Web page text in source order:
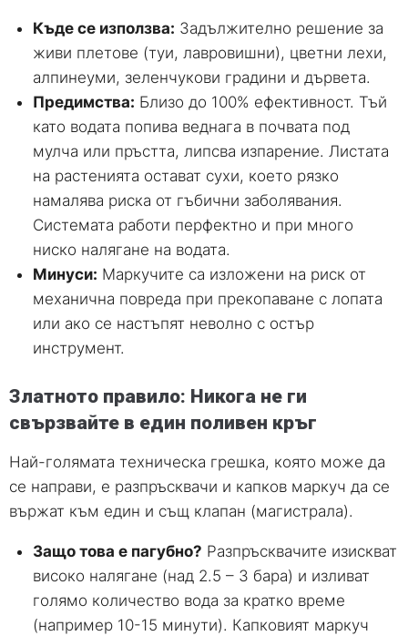
Къде се използва: Задължително решение за
живи плетове (туи, лавровишни), цветни лехи,
алпинеуми, зеленчукови градини и дървета.
Предимства: Близо до 100% ефективност. Тъй
като водата попива веднага в почвата под
мулча или пръстта, липсва изпарение. Листата
на растенията остават сухи, което рязко
намалява риска от гъбични заболявания.
Системата работи перфектно и при много
ниско налягане на водата.
Минуси: Маркучите са изложени на риск от
механична повреда при прекопаване с лопата
или ако се настъпят неволно с остър
инструмент.
Златното правило: Никога не ги
свързвайте в един поливен кръг
Най-голямата техническа грешка, която може да
се направи, е разпръсквачи и капков маркуч да се
вържат към един и същ клапан (магистрала).
Защо това е пагубно? Разпръсквачите изискват
високо налягане (над 2.5 – 3 бара) и изливат
голямо количество вода за кратко време
(например 10-15 минути). Капковият маркуч